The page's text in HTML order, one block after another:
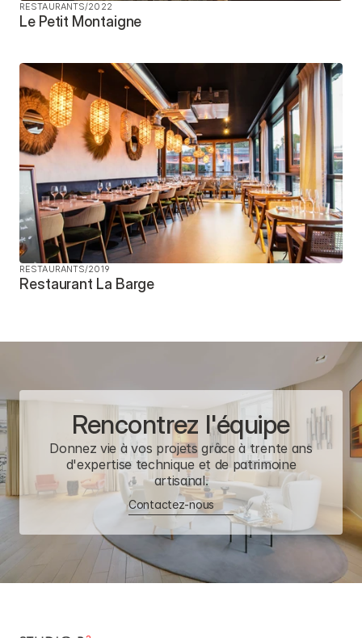
RESTAURANTS/2022
Le Petit Montaigne
RESTAURANTS/2019
Restaurant La Barge
Rencontrez l'équipe
Donnez vie à vos projets grâce à trente ans
d'expertise technique et de patrimoine
artisanal.
Contactez-nous